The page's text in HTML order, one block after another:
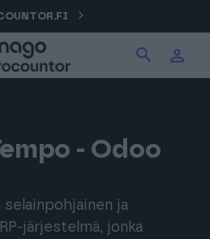
- Odoo
ja
järjestelmä, jonka